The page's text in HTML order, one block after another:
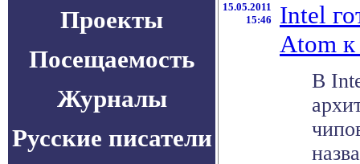
Проекты
Посещаемость
Журналы
Русские писатели
15.05.2011
15:46
Intel
Atom к
В